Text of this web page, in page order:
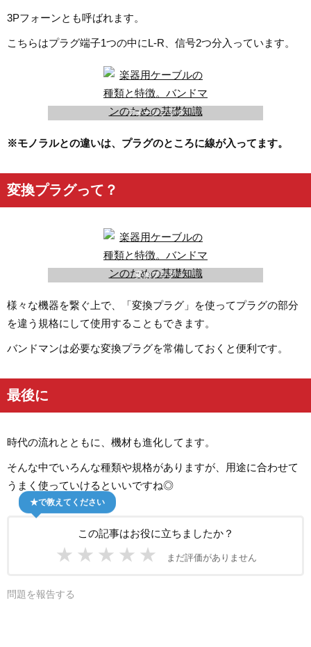
3Pフォーンとも呼ばれます。
こちらはプラグ端子1つの中にL-R、信号2つ分入っています。
フォーンプラグ
※モノラルとの違いは、プラグのところに線が入ってます。
変換プラグって？
変換プラグ
様々な機器を繋ぐ上で、「変換プラグ」を使ってプラグの部分
を違う規格にして使用することもできます。
バンドマンは必要な変換プラグを常備しておくと便利です。
最後に
時代の流れとともに、機材も進化してます。
そんな中でいろんな種類や規格がありますが、用途に合わせて
うまく使っていけるといいですね◎
この記事はお役に立ちましたか？
★ ★ ★ ★ ★ まだ評価がありません
★で教えてください
問題を報告する